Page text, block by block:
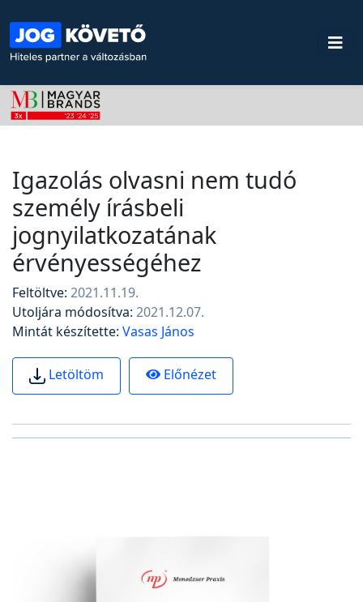
Igazolás olvasni nem tudó
személy írásbeli
jognyilatkozatának
érvényességéhez
Feltöltve: 2021.11.19.
Utoljára módosítva: 2021.12.07.
Mintát készítette: Vasas János
Letöltöm Előnézet